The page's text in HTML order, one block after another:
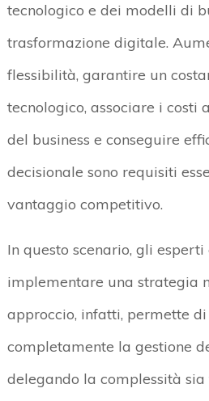
tecnologico e dei modelli di
trasformazione digitale.
flessibilità, garantire un
tecnologico, associare i costi
del business e conseguire
decisionale sono requisiti
vantaggio competitivo.
In questo scenario, gli
implementare una strategia
approccio, infatti, permette
completamente la gestione
delegando la complessità sia